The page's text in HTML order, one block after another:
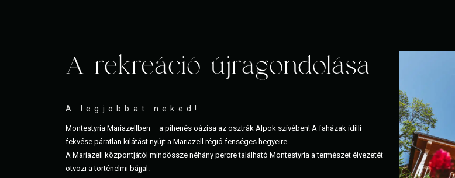
A rekreáció újragondolása
A legjobbat neked!
Montestyria Mariazellben – a pihenés oázisa az osztrák Alpok szívében! A faházak idilli
fekvése páratlan kilátást nyújt a Mariazell régió fenséges hegyeire.
A Mariazell központjától mindössze néhány percre található Montestyria a természet élvezetét
ötvözi a történelmi bájjal.